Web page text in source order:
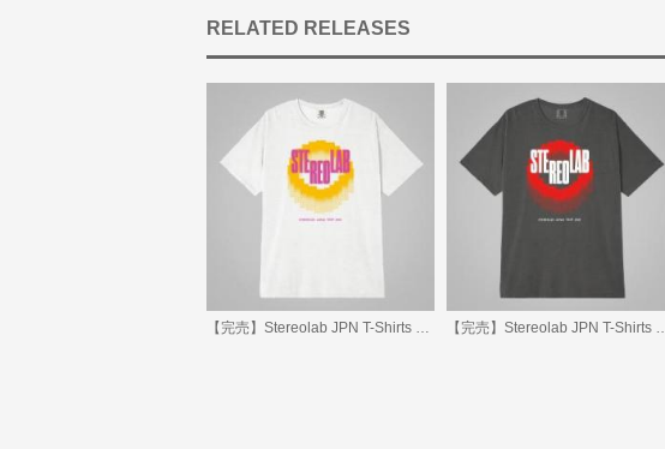
RELATED RELEASES
【完売】Stereolab JPN T-Shirts 2026 (White) 【完売】Stereolab JPN